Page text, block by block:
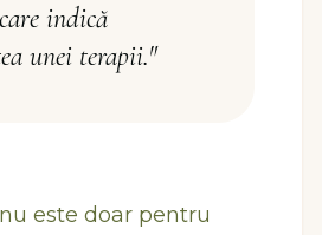
indică
unei terapii."
este doar pentru